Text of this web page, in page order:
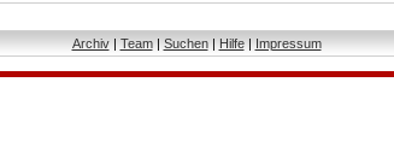
Archiv| Team| Suchen| Hilfe| Impressum